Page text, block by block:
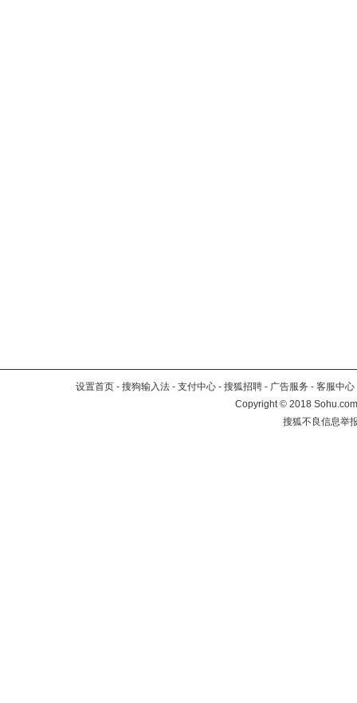
设置首页 - 搜狗输入法 - 支付中心 - 搜狐招聘 - 广告服务 - 客服中心
Copyright©2018
搜狐不良信息举